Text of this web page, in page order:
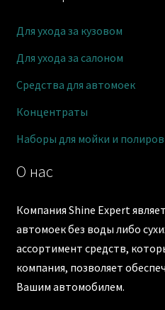
О нас
Компания Shine Expert
автомоек без воды либо
ассортимент средств,
компания, позволяет
Вашим автомобилем.
Для ухода за кузовом
Для ухода за салоном
Средства для автомоек
Концентраты
Наборы для мойки и